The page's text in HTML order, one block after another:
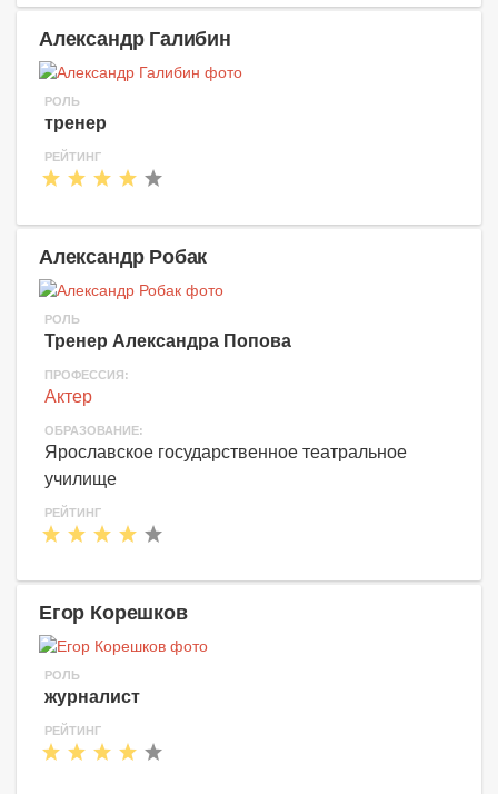
Александр Галибин
РОЛЬ
тренер
РЕЙТИНГ
Александр Робак
РОЛЬ
Тренер Александра Попова
ПРОФЕССИЯ:
Актер
ОБРАЗОВАНИЕ:
Ярославское государственное театральное
училище
РЕЙТИНГ
Егор Корешков
РОЛЬ
журналист
РЕЙТИНГ